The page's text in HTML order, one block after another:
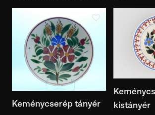
Készítés ideje
Használat ideje
Gyűjtés ideje
Keménycserép tányér
kistányér